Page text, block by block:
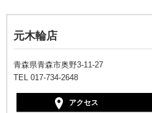
元木輪店
青森県青森市奥野3-11-27
TEL 017-734-2648
アクセス